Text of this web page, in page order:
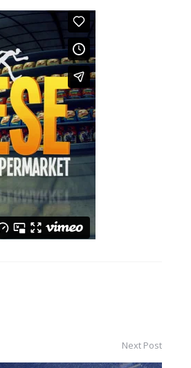
Next Post